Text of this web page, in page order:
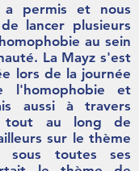
permis et nous
lancer plusieurs
au sein
La Mayz s'est
lors de la journée
l'homophobie et
aussi à travers
tout au long de
sur le thème
toutes ses